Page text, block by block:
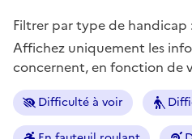
Filtrer par type de handicap :
Affichez uniquement les
concernent, en fonction de
Difficulté à voir